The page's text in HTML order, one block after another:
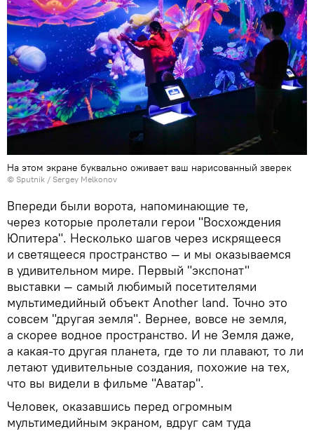
На этом экране буквально оживает ваш нарисованный зверек
© Sputnik / Sergey Melkonov
Впереди были ворота, напоминающие те,
через которые пролетали герои "Восхождения
Юпитера". Несколько шагов через искрящееся
и светящееся пространство — и мы оказываемся
в удивительном мире. Первый "экспонат"
выставки — самый любимый посетителями
мультимедийный объект Another land. Точно это
совсем "другая земля". Вернее, вовсе не земля,
а скорее водное пространство. И не Земля даже,
а какая-то другая планета, где то ли плавают, то ли
летают удивительные создания, похожие на тех,
что вы видели в фильме "Аватар".
Человек, оказавшись перед огромным
мультимедийным экраном, вдруг сам туда